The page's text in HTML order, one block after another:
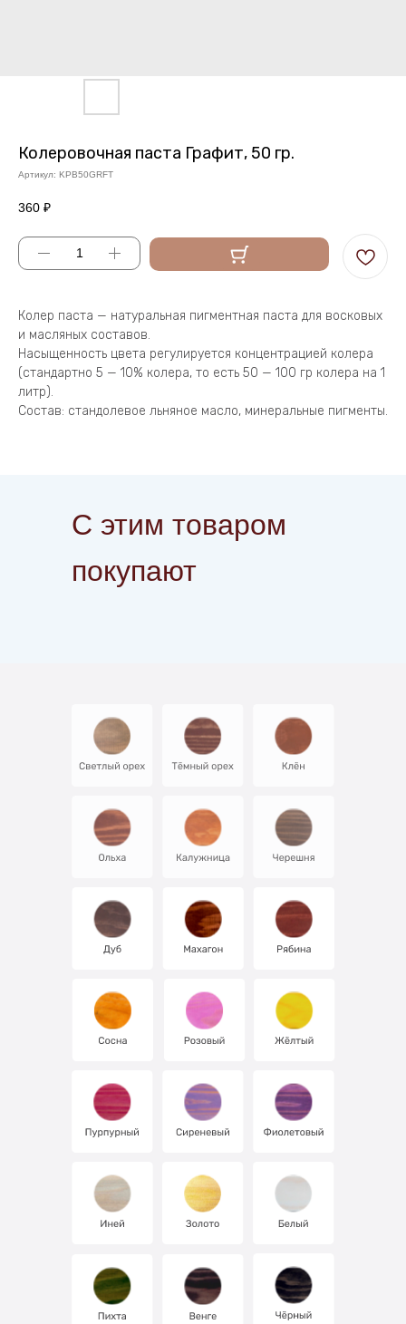
Колеровочная паста Графит, 50 гр.
Артикул: KPB50GRFT
360 ₽
Колер паста — натуральная пигментная паста для восковых
и масляных составов.
Насыщенность цвета регулируется концентрацией колера
(стандартно 5 — 10% колера, то есть 50 — 100 гр колера на 1
литр).
Состав: стандолевое льняное масло, минеральные пигменты.
С этим товаром
покупают